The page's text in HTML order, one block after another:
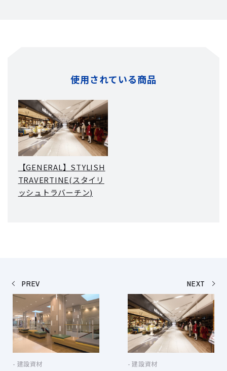
使用されている商品
【GENERAL】STYLISH
TRAVERTINE(スタイリ
ッシュトラバーチン)
PREV
建設資材
NEXT
建設資材